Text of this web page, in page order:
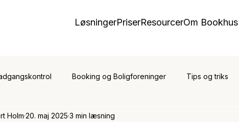
LøsningerPriserResourcerOm Bookhus
Booking og Boligforeninger Tips og triks
Booking og ketchersport
Holm 20. maj 2025 3 min læsning